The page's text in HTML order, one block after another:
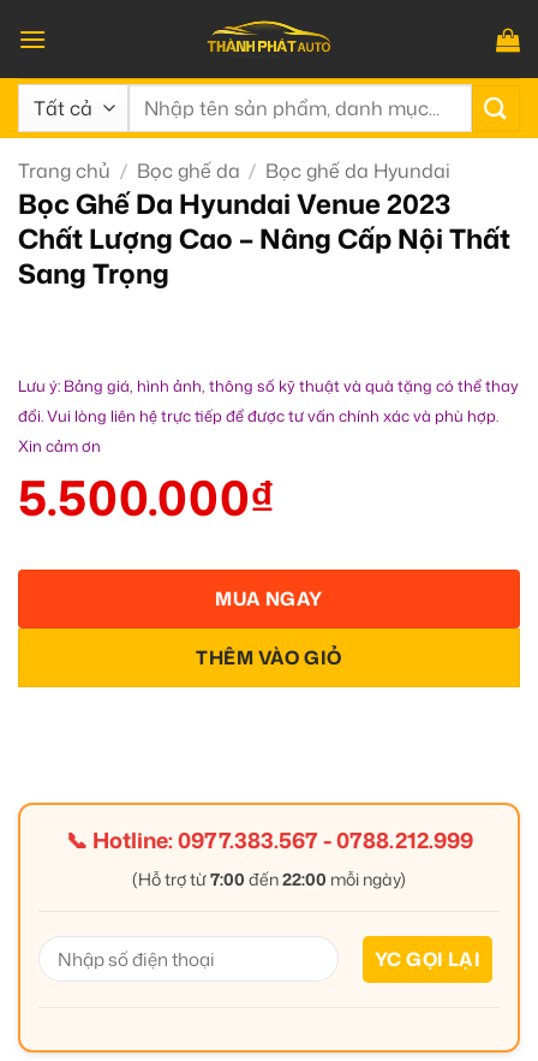
qua
nội
dung
Tìm
Trang chủ / Bọc ghế da / Bọc ghế da Hyundai
Bọc Ghế Da Hyundai Venue 2023
Chất Lượng Cao – Nâng Cấp Nội Thất
Sang Trọng
Lưu ý: Bảng giá, hình ảnh, thông số kỹ thuật và quà tặng có thể thay
đổi. Vui lòng liên hệ trực tiếp để được tư vấn chính xác và phù hợp.
Xin cảm ơn
5.500.000₫
THÊM VÀO GIỎ
MUA NGAY
📞 Hotline:0977.383.567-0788.212.999
(Hỗ trợ từ7:00 đến22:00 mỗi ngày)